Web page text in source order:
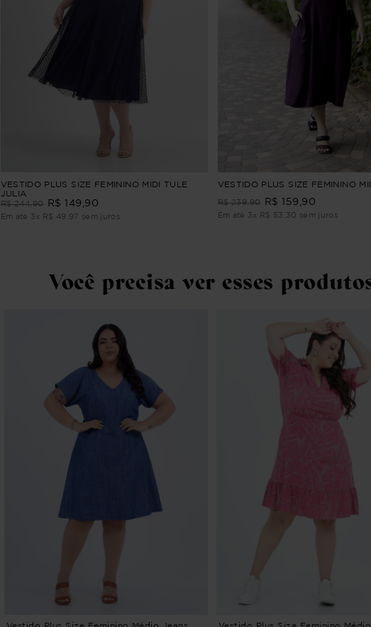
VESTIDO PLUS SIZE FEMININO MIDI TULE
JULIA
R$ 244,90 R$ 149 90
Em até 3x R$ 49 97 sem juros
VESTIDO PLUS SIZE FEMININO
R$ 239,90 R$ 159 90
Em até 3x R$ 53 30 sem juros
Você precisa ver esses
Vestido Plus Size Feminino Médio Jeans Vestido Plus Size Feminino